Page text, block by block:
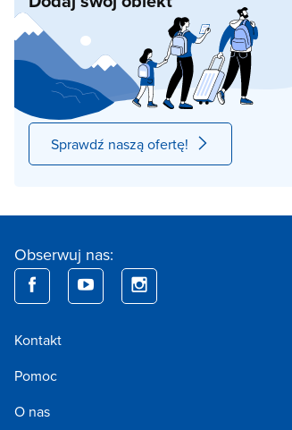
Sprawdź naszą ofertę!
Obserwuj nas:
Kontakt
Pomoc
O nas